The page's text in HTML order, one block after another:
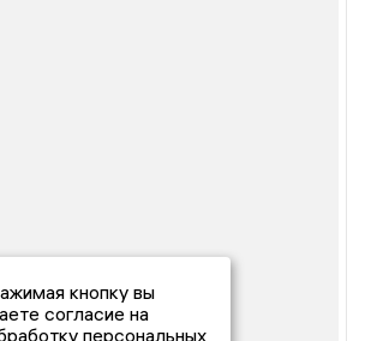
кнопку вы
согласие на
персональных